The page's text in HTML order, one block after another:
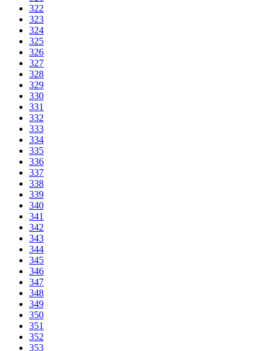
322
323
324
325
326
327
328
329
330
331
332
333
334
335
336
337
338
339
340
341
342
343
344
345
346
347
348
349
350
351
352
353